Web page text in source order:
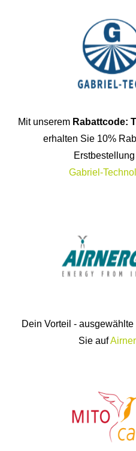
Mit unserem Rabattcode:
erhalten Sie 10%
Gabriel-
Dein Vorteil -
Sie auf